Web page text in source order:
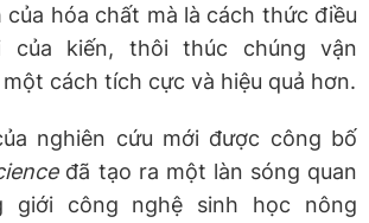
hóa chất mà là cách thức điều
của kiến, thôi thúc chúng vận
cách tích cực và hiệu quả hơn.
nghiên cứu mới được công bố
đã tạo ra một làn sóng quan
giới công nghệ sinh học nông